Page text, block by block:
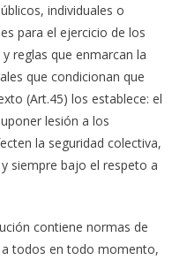
individuales o
para el ejercicio de los
reglas que enmarcan la
que condicionan que
(Art.45) los establece: el
lesión a los
la seguridad colectiva,
siempre bajo el respeto a
contiene normas de
a todos en todo momento,